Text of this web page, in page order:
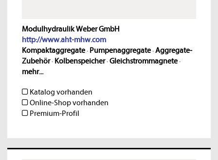
Modulhydraulik Weber GmbH
http://www.aht-mhw.com
Kompaktaggregate· Pumpenaggregate·Aggregate-
Zubehör· Kolbenspeicher·Gleichstrommagnete·
mehr...
Katalog vorhanden
Online-Shop vorhanden
Premium-Profil